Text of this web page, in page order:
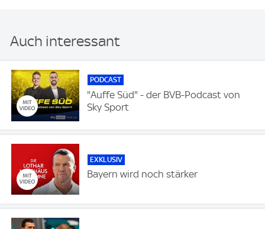
Auch interessant
PODCAST
"Auffe Süd" - der BVB-Podcast von
Sky Sport
EXKLUSIV
Bayern wird noch stärker